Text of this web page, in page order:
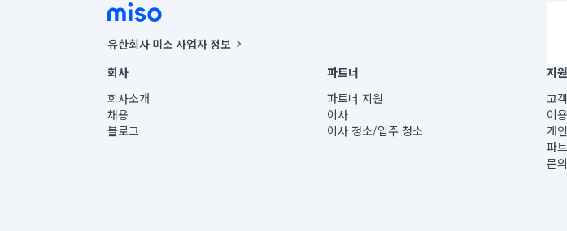
유한회사 미소 사업자 정보
사업자등록번호 : 291-87-00271 | 인허가번호 : 2016-3220163-14-5-00019 |
통신판매신고번호 : 2024-서울종로-1400(공정거래위원회 정보) |
대표이사 : CHING VICTOR COLUMBIA RHEE
주소 | 본사: 서울특별시 종로구 율곡로 6(중학동, 트윈트리빌딩) B동 5층
컨택센터 : 서울특별시 종로구 수송동 율곡로 24, 7층, 8층 미소
회사
회사소개
채용
블로그
파트너
파트너 지원
이사
이사 청소/입주 청소
지원
고
이
개
파
문